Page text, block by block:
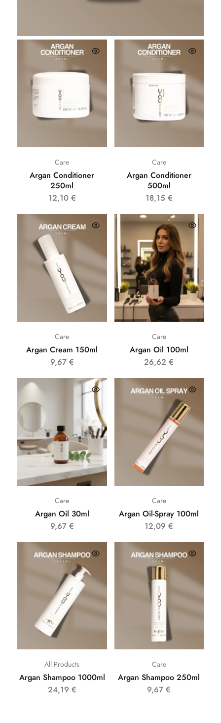
Care
Argan Conditioner
250ml
12,10 €
Care
Argan Conditioner
500ml
18,15 €
Care
Argan Cream 150ml
9,67 €
Care
Argan Oil 100ml
26,62€
Care
Argan Oil 30ml
9,67 €
Care
Argan Oil-Spray 100ml
12,09€
All Products
Argan Shampoo 1000ml
24,19 €
Care
Argan Shampoo 250ml
9,67€